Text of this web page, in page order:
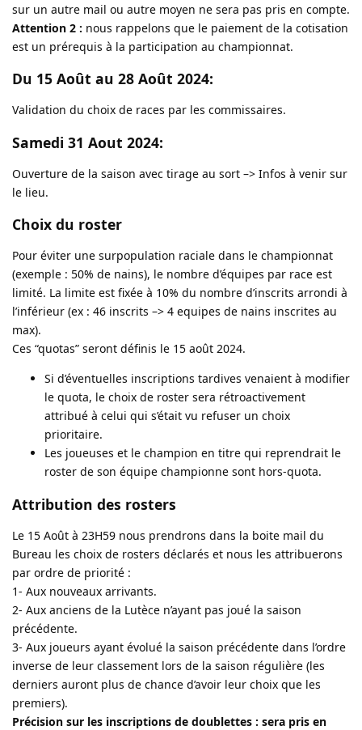
sur un autre mail ou autre moyen ne sera pas pris en compte.
Attention 2 : nous rappelons que le paiement de la cotisation
est un prérequis à la participation au championnat.
Du 15 Août au 28 Août 2024:
Validation du choix de races par les commissaires.
Samedi 31 Aout 2024:
Ouverture de la saison avec tirage au sort –> Infos à venir sur
le lieu.
Choix du roster
Pour éviter une surpopulation raciale dans le championnat
(exemple : 50% de nains), le nombre d’équipes par race est
limité. La limite est fixée à 10% du nombre d’inscrits arrondi à
l’inférieur (ex : 46 inscrits –> 4 equipes de nains inscrites au
max).
Ces “quotas” seront définis le 15 août 2024.
Si d’éventuelles inscriptions tardives venaient à modifier
le quota, le choix de roster sera rétroactivement
attribué à celui qui s’était vu refuser un choix
prioritaire.
Les joueuses et le champion en titre qui reprendrait le
roster de son équipe championne sont hors-quota.
Attribution des rosters
Le 15 Août à 23H59 nous prendrons dans la boite mail du
Bureau les choix de rosters déclarés et nous les attribuerons
par ordre de priorité :
1- Aux nouveaux arrivants.
2- Aux anciens de la Lutèce n’ayant pas joué la saison
précédente.
3- Aux joueurs ayant évolué la saison précédente dans l’ordre
inverse de leur classement lors de la saison régulière (les
derniers auront plus de chance d’avoir leur choix que les
premiers).
Précision sur les inscriptions de doublettes : sera pris en